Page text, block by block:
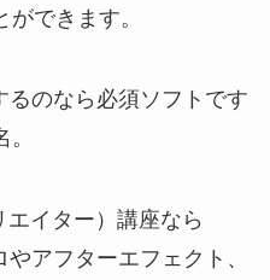
できます。
のなら必須ソフトです
イター）講座なら
アフターエフェクト、